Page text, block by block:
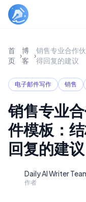
首
页
›
博
客
›
销售专业合作
得回复的建议
电子邮件写作 销售
销售专业
件模板：
回复的建议
Daily AI Writer
作者